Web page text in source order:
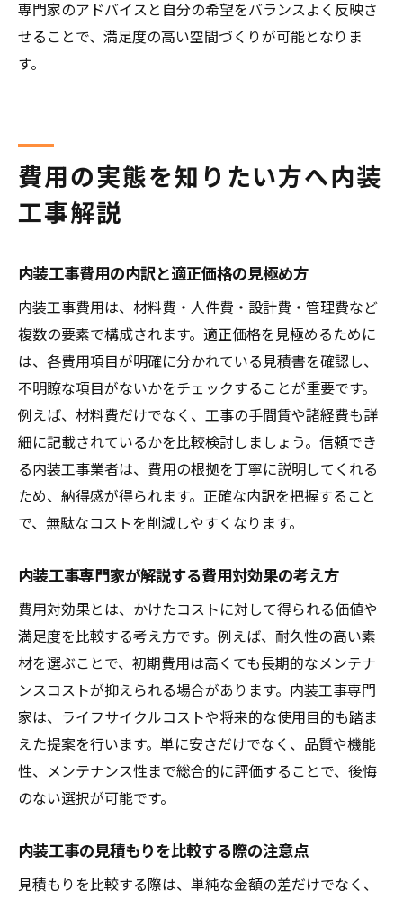
専門家のアドバイスと自分の希望をバランスよく反映さ
せることで、満足度の高い空間づくりが可能となりま
す。
費用の実態を知りたい方へ内装
工事解説
内装工事費用の内訳と適正価格の見極め方
内装工事費用は、材料費・人件費・設計費・管理費など
複数の要素で構成されます。適正価格を見極めるために
は、各費用項目が明確に分かれている見積書を確認し、
不明瞭な項目がないかをチェックすることが重要です。
例えば、材料費だけでなく、工事の手間賃や諸経費も詳
細に記載されているかを比較検討しましょう。信頼でき
る内装工事業者は、費用の根拠を丁寧に説明してくれる
ため、納得感が得られます。正確な内訳を把握すること
で、無駄なコストを削減しやすくなります。
内装工事専門家が解説する費用対効果の考え方
費用対効果とは、かけたコストに対して得られる価値や
満足度を比較する考え方です。例えば、耐久性の高い素
材を選ぶことで、初期費用は高くても長期的なメンテナ
ンスコストが抑えられる場合があります。内装工事専門
家は、ライフサイクルコストや将来的な使用目的も踏ま
えた提案を行います。単に安さだけでなく、品質や機能
性、メンテナンス性まで総合的に評価することで、後悔
のない選択が可能です。
内装工事の見積もりを比較する際の注意点
見積もりを比較する際は、単純な金額の差だけでなく、